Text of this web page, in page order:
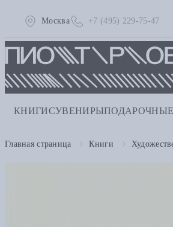
Москва +7 (495) 229-75-47
КНИГИСУВЕНИРЫ
Главная страница Книги